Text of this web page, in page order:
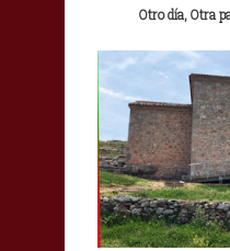
Otro día, Otra